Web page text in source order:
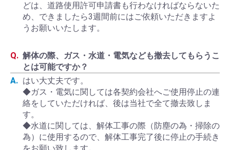
どは、道路使用許可申請書も行わなければならないた
め、できましたら3週間前にはご依頼いただきますよ
うお願いいたします。
解体の際、ガス・水道・電気なども撤去してもらうこ
とは可能ですか？
はい大丈夫です。
◆ガス・電気に関しては各契約会社へご使用停止の連
絡をしていただければ、後は当社で全て撤去致しま
す。
◆水道に関しては、解体工事の際（防塵の為・掃除の
為）に使用するので、解体工事完了後に停止の手続き